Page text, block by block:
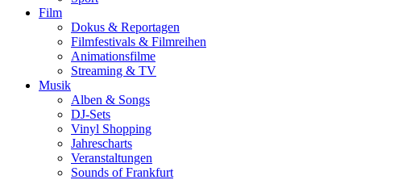
Film
Dokus & Reportagen
Filmfestivals & Filmreihen
Animationsfilme
Streaming & TV
Musik
Alben & Songs
DJ-Sets
Vinyl Shopping
Jahrescharts
Veranstaltungen
Sounds of Frankfurt